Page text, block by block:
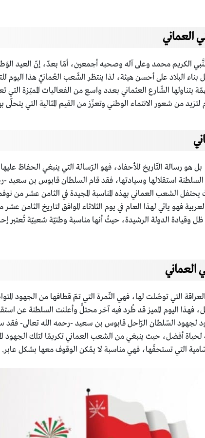
العماني
الكريم محمد وعلى آله وصحبه أجمعين، أمّا بعدّ، إنّ العيد
البلاد على أحسن هيئة، لذا ينتظر الشّعب العُمانيِّ هذا اليوم
يتناولها الشّارع العثماني بعدد واسع من الفعاليات المميّزة
من شعور الانتماء الوطني وتعزّز من القيم المثالية التي يتحلّى
رسالة التّاريخ للأحفاد، فهو الرّسالة التي ينبغي الحفاظ
استقلالها وسيادتها، فقد قام السلطان قابوس بن سعيد
الشعب العماني بهذه المناسبة المجيدة في الثامن عشر من
فهو ياتي لهذا العام في يوم الثلاثاء الموافق لتاريخ الثامن
وقيادة الدولة الرشيدة، حيثُ أنها مناسبة وطنيّة شعبيّة تُعتبر
العماني
التي توصّلت لها، فهي الثّمرة التي تمّ قطافها من الجهود
اليوم المميز قد طُرد فيه آخر محتلٍّ وأعلنت السلطنة عن
لجهود السّلطان الرّاحل قابوس بن سعيد -رحمه الله تعالى- فقد
لحياة أفضل، حيث ينبغي من الشعب العماني تكريمًا لتلك الجهود
السّامية التي تستحقّها، فهي مناسبة لا يمُكن الوقوف معها بشكل عابر.